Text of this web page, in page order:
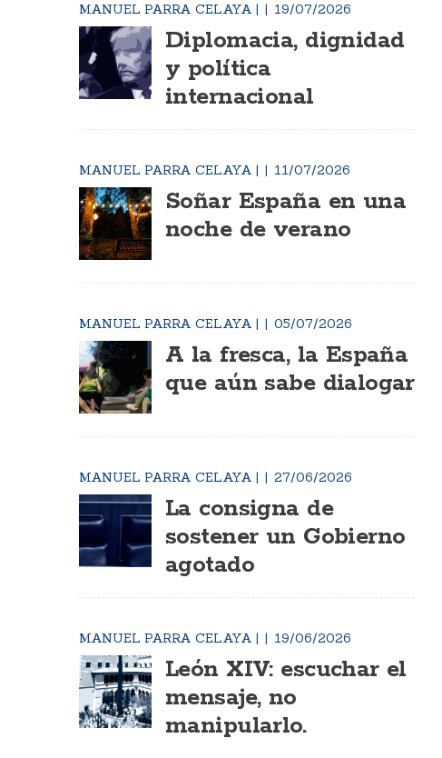
MANUEL PARRA CELAYA | 19/07/2026
Diplomacia, dignidad
y política
internacional
MANUEL PARRA CELAYA | 11/07/2026
Soñar España en una
noche de verano
MANUEL PARRA CELAYA | 05/07/2026
A la fresca, la España
que aún sabe dialogar
MANUEL PARRA CELAYA | 27/06/2026
La consigna de
sostener un Gobierno
agotado
MANUEL PARRA CELAYA | 19/06/2026
León XIV: escuchar el
mensaje, no
manipularlo.